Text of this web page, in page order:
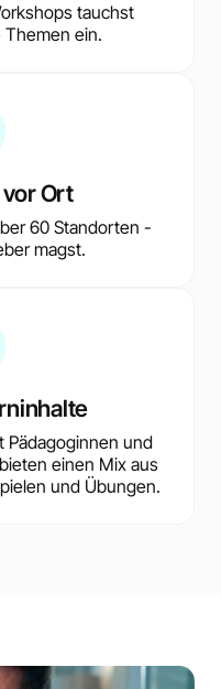
tauchst
ein.
Ort
60 Standorten -
magst.
Pädagoginnen und
einen Mix aus
und Übungen.